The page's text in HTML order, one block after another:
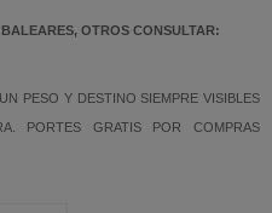
OTROS CONSULTAR:
PESO Y DESTINO SIEMPRE VISIBLES
PORTES GRATIS POR COMPRAS